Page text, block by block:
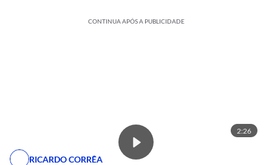
CONTINUA APÓS A PUBLICIDADE
2:26
RICARDO CORRÊA